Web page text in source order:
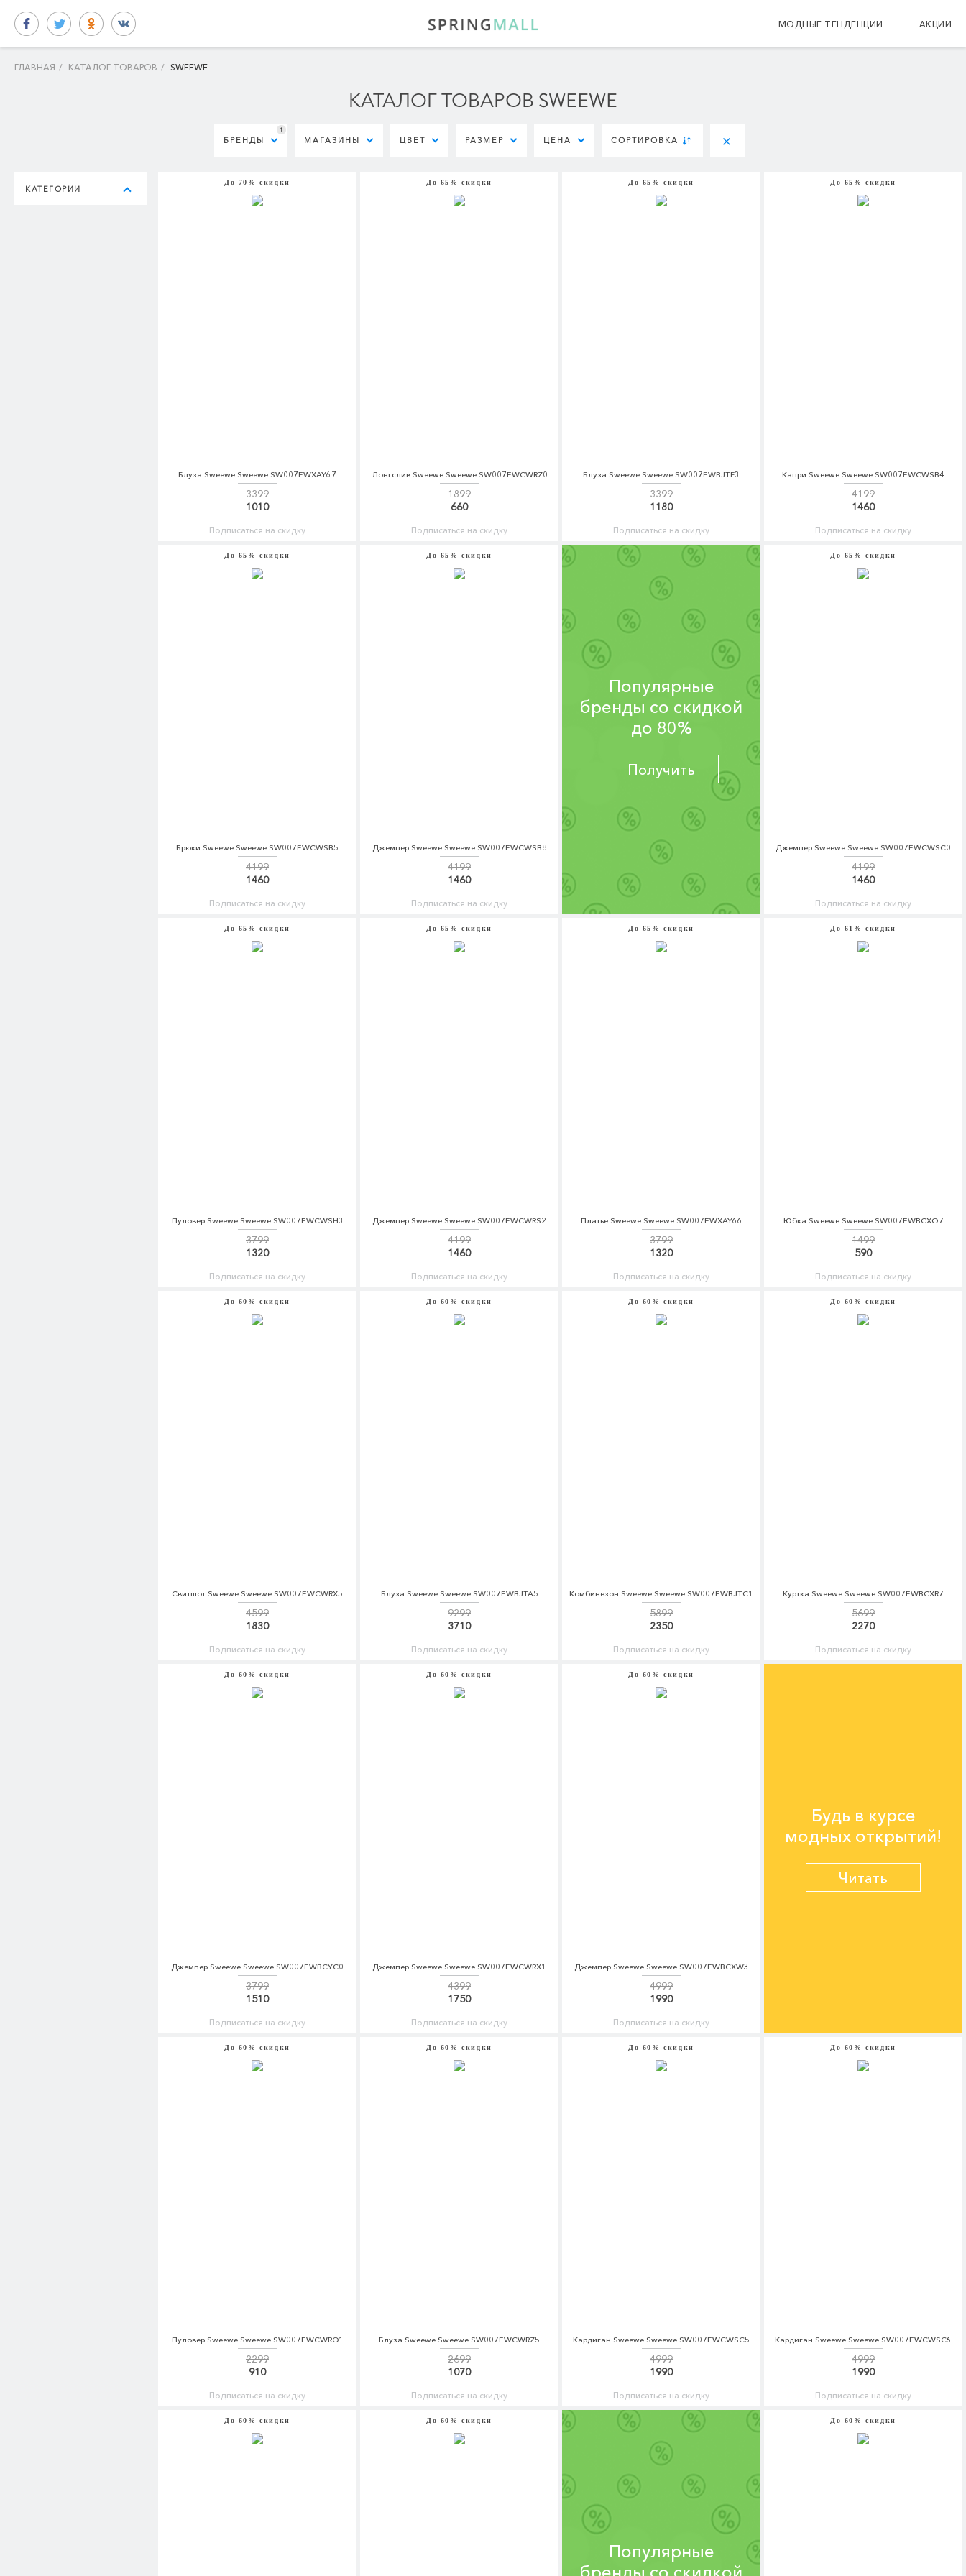
МОДНЫЕ ТЕНДЕНЦИИ АКЦИИ
ГЛАВНАЯ / КАТАЛОГ ТОВАРОВ / SWEEWE
КАТАЛОГ ТОВАРОВ SWEEWE
БРЕНДЫ
1
МАГАЗИНЫ ЦВЕТ РАЗМЕР ЦЕНА СОРТИРОВКА
КАТЕГОРИИ
До 70% скидки
Блуза Sweewe Sweewe SW007EWXAY67
3399
1010
Подписаться на скидку
До 65% скидки
Лонгслив Sweewe Sweewe SW007EWCWRZ0
1899
660
Подписаться на скидку
До 65% скидки
Блуза Sweewe Sweewe SW007EWBJTF3
3399
1180
Подписаться на скидку
До 65% скидки
Капри Sweewe Sweewe SW007EWCWSB4
4199
1460
Подписаться на скидку
До 65% скидки
Брюки Sweewe Sweewe SW007EWCWSB5
4199
1460
Подписаться на скидку
До 65% скидки
Джемпер Sweewe Sweewe SW007EWCWSB8
4199
1460
Подписаться на скидку
Популярные
бренды со скидкой
до 80%
Получить
До 65% скидки
Джемпер Sweewe Sweewe SW007EWCWSC0
4199
1460
Подписаться на скидку
До 65% скидки
Пуловер Sweewe Sweewe SW007EWCWSH3
3799
1320
Подписаться на скидку
До 65% скидки
Джемпер Sweewe Sweewe SW007EWCWRS2
4199
1460
Подписаться на скидку
До 65% скидки
Платье Sweewe Sweewe SW007EWXAY66
3799
1320
Подписаться на скидку
До 61% скидки
Юбка Sweewe Sweewe SW007EWBCXQ7
1499
590
Подписаться на скидку
До 60% скидки
Свитшот Sweewe Sweewe SW007EWCWRX5
4599
1830
Подписаться на скидку
До 60% скидки
Блуза Sweewe Sweewe SW007EWBJTA5
9299
3710
Подписаться на скидку
До 60% скидки
Комбинезон Sweewe Sweewe SW007EWBJTC1
5899
2350
Подписаться на скидку
До 60% скидки
Куртка Sweewe Sweewe SW007EWBCXR7
5699
2270
Подписаться на скидку
До 60% скидки
Джемпер Sweewe Sweewe SW007EWBCYC0
3799
1510
Подписаться на скидку
До 60% скидки
Джемпер Sweewe Sweewe SW007EWCWRX1
4399
1750
Подписаться на скидку
До 60% скидки
Джемпер Sweewe Sweewe SW007EWBCXW3
4999
1990
Подписаться на скидку
Будь в курсе
модных открытий!
Читать
До 60% скидки
Пуловер Sweewe Sweewe SW007EWCWRO1
2299
910
Подписаться на скидку
До 60% скидки
Блуза Sweewe Sweewe SW007EWCWRZ5
2699
1070
Подписаться на скидку
До 60% скидки
Кардиган Sweewe Sweewe SW007EWCWSC5
4999
1990
Подписаться на скидку
До 60% скидки
Кардиган Sweewe Sweewe SW007EWCWSC6
4999
1990
Подписаться на скидку
До 60% скидки До 60% скидки
Популярные
бренды со скидкой
До 60% скидки